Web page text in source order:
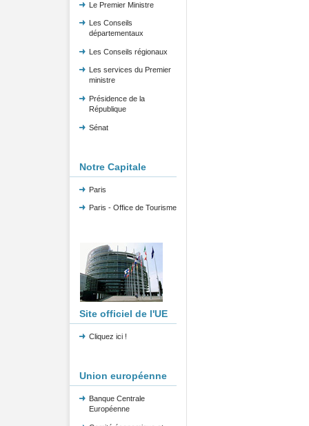
Le Premier Ministre
Les Conseils
départementaux
Les Conseils régionaux
Les services du Premier
ministre
Présidence de la
République
Sénat
Notre Capitale
Paris
Paris - Office de Tourisme
Site officiel de l'UE
Cliquez ici !
Union européenne
Banque Centrale
Européenne